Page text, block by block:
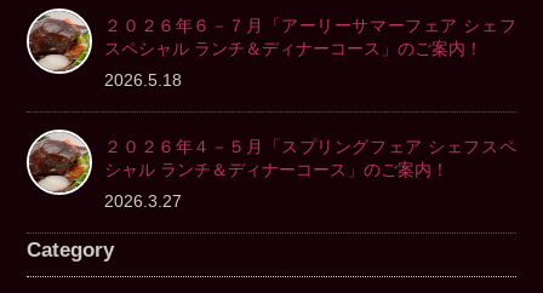
２０２６年６－７月「アーリーサマーフェア シェフ
スペシャル ランチ＆ディナーコース」のご案内！
2026.5.18
２０２６年４－５月「スプリングフェア シェフスペ
シャル ランチ＆ディナーコース」のご案内！
2026.3.27
Category